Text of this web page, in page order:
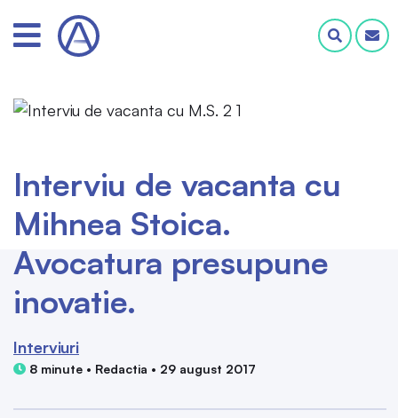
Interviu de vacanta cu
Mihnea Stoica.
Avocatura presupune
inovatie.
Interviuri
8 minute • Redactia • 29 august 2017